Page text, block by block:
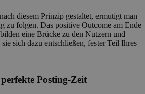
diesem Prinzip gestaltet, ermutigt man
zu folgen. Das positive Outcome am Ende
eine Brücke zu den Nutzern und
sich dazu entschließen, fester Teil Ihres
Posting-Zeit